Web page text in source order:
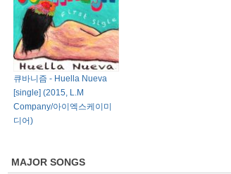
큐바니즘 - Huella Nueva
[single] (2015, L.M
Company/아이엑스케이미
디어)
MAJOR SONGS